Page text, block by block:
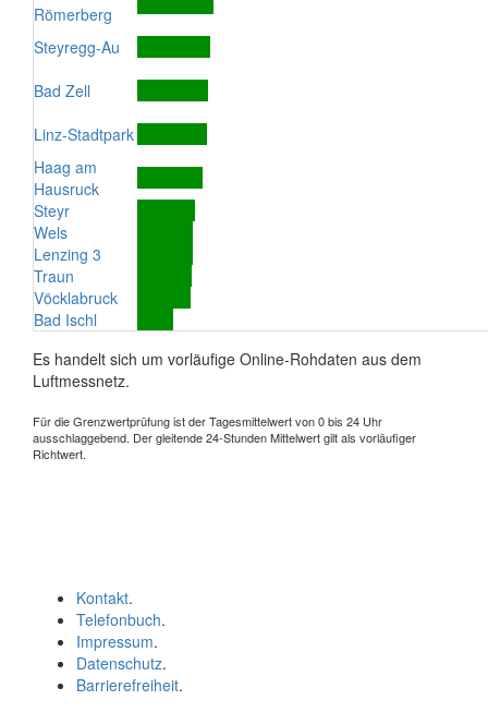
Römerberg
Steyregg-Au
Bad Zell
Linz-Stadtpark
Haag am
Hausruck
Steyr
Wels
Lenzing 3
Traun
Vöcklabruck
Bad Ischl
Es handelt sich um vorläufige Online-Rohdaten aus dem
Luftmessnetz.
Für die Grenzwertprüfung ist der Tagesmittelwert von 0 bis 24 Uhr
ausschlaggebend. Der gleitende 24-Stunden Mittelwert gilt als vorläufiger
Richtwert.
Kontakt.
Telefonbuch.
Impressum.
Datenschutz.
Barrierefreiheit.